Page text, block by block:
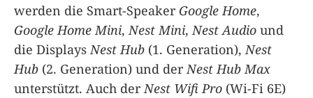
werden die Smart-Speaker Google Home,
Google Home Mini, Nest Mini, Nest Audio und
die Displays Nest Hub (1. Generation), Nest
Hub (2. Generation) und der Nest Hub Max
unterstützt. Auch der Nest Wifi Pro (Wi-Fi 6E)